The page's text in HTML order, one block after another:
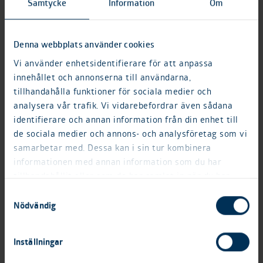
Samtycke Information Om
Denna webbplats använder cookies
Vi använder enhetsidentifierare för att anpassa
innehållet och annonserna till användarna,
tillhandahålla funktioner för sociala medier och
analysera vår trafik. Vi vidarebefordrar även sådana
identifierare och annan information från din enhet till
de sociala medier och annons- och analysföretag som vi
samarbetar med. Dessa kan i sin tur kombinera
informationen med annan information som du har
Nödvändig
Inställningar
övrigt material från årsstämma finns
För ytterligare information, vänligen
kontakta:
John Wennevid, CFO och ansvarig för IR
Fortinova Fastigheter AB (publ),
jw@fortinova.se
Om Fortinova